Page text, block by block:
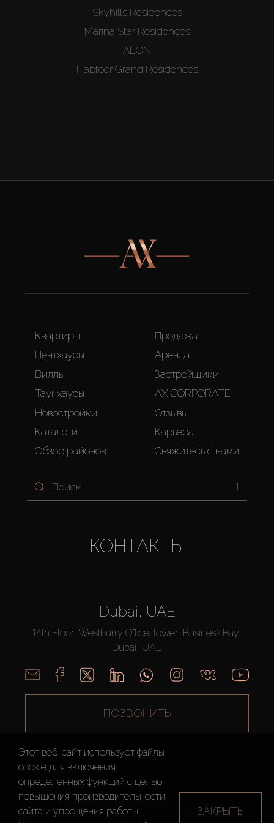
Skyhills Residences
Marina Star Residences
AEON
Habtoor Grand Residences
Квартиры
Пентхаусы
Виллы
Таунхаусы
Новостройки
Каталоги
Обзор районов
Продажа
Аренда
Застройщики
AX CORPORATE
Отзывы
Карьера
Свяжитесь с нами
1
КОНТАКТЫ
Dubai, UAE
14th Floor, Westburry Office Tower, Business Bay,
Dubai, UAE
ПОЗВОНИТЬ
AX CAPITAL ©2026 Все Права Защищены
Этот веб-сайт использует файлы
cookie для включения
определенных функций c целью
повышения производительности
сайта и упрощения работы.
ЗАКРЫТЬ